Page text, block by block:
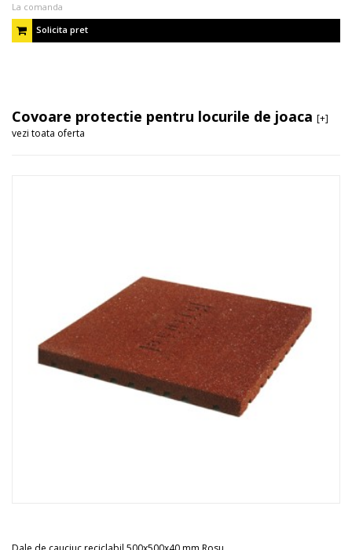
La comanda
Solicita pret
Covoare protectie pentru locurile de joaca [+]
vezi toata oferta